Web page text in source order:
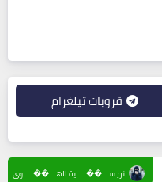
قروبات تيلغرام
نرجســـ��ــــية الهـــ��ــــوى